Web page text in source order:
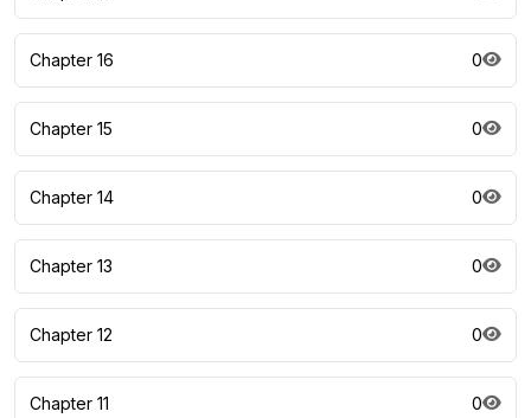
Chapter 16 0
Chapter 15 0
Chapter 14 0
Chapter 13 0
Chapter 12 0
Chapter 11 0